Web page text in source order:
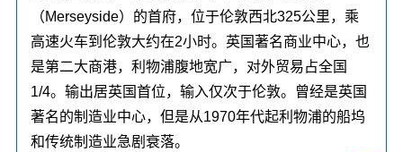
（Merseyside）的首府，位于伦敦西北325公里，乘
高速火车到伦敦大约在2小时。英国著名商业中心，也
是第二大商港，利物浦腹地宽广，对外贸易占全国
1/4。输出居英国首位，输入仅次于伦敦。曾经是英国
著名的制造业中心，但是从1970年代起利物浦的船坞
和传统制造业急剧衰落。